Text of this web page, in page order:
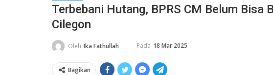
Terbebani Hutang, BPRS CM Belum Bisa
Cilegon
Oleh Ika Fathullah Pada 18 Mar 2025
Bagikan